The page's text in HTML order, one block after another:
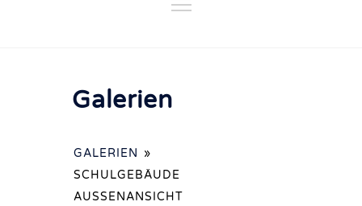
Galerien
GALERIEN »
SCHULGEBÄUDE
AUSSENANSICHT